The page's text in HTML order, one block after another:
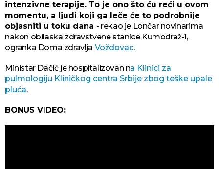
intenzivne terapije. To je ono što ću reći u ovom
momentu, a ljudi koji ga leče će to podrobnije
objasniti u toku dana - rekao je Lončar novinarima
nakon obilaska zdravstvene stanice Kumodraž-1,
ogranka Doma zdravlja Voždovac.
Ministar Dačić je hospitalizovan na Klinici za
pulmologiju Kliničkog centra Srbije zbog teške upale
pluća.
BONUS VIDEO: